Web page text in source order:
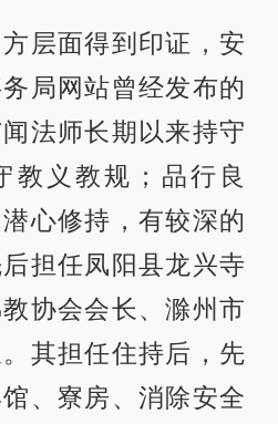
层面得到印证，安
局网站曾经发布的
法师长期以来持守
教义教规；品行良
心修持，有较深的
担任凤阳县龙兴寺
协会会长、滁州市
其担任住持后，先
、寮房、消除安全